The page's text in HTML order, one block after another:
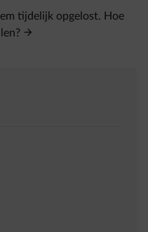
tijdelijk opgelost. Hoe